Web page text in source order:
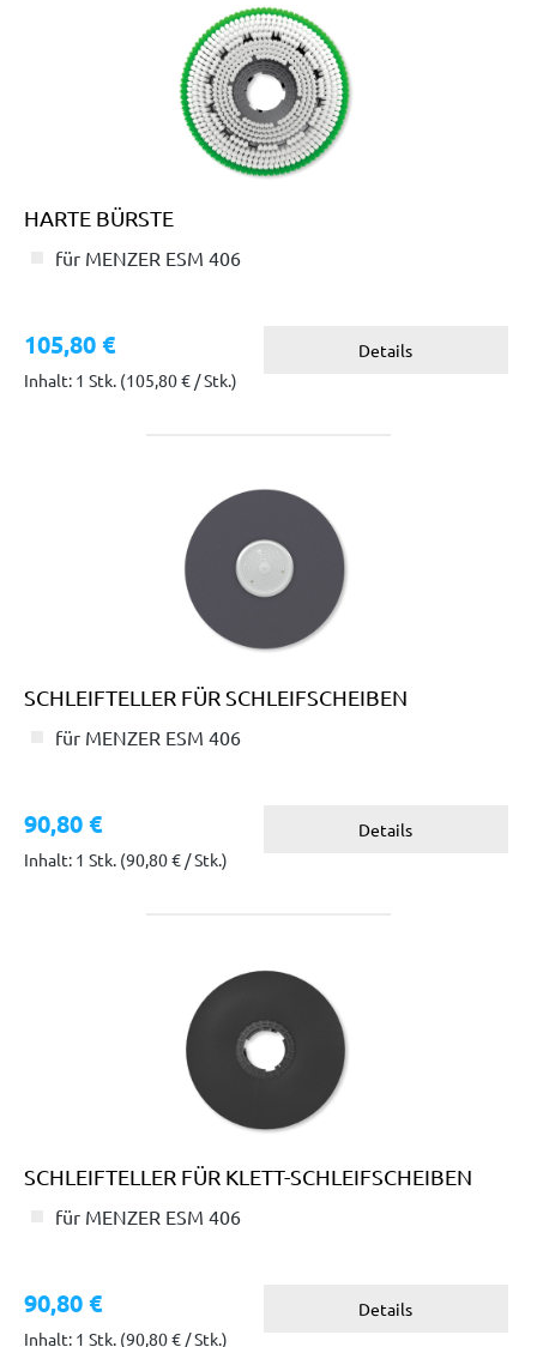
HARTE BÜRSTE
für MENZER ESM 406
105,80 €
Inhalt: 1 Stk. (105,80 € / Stk.)
Details
SCHLEIFTELLER FÜR SCHLEIFSCHEIBEN
für MENZER ESM 406
90,80 €
Inhalt: 1 Stk. (90,80 € / Stk.)
Details
SCHLEIFTELLER FÜR KLETT-SCHLEIFSCHEIBEN
für MENZER ESM 406
90,80 €
Inhalt: 1 Stk. (90,80 € / Stk.)
Details